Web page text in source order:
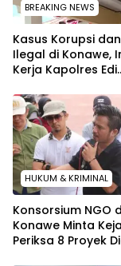
BREAKING NEWS
Kasus Korupsi
Ilegal di Konawe,
Kerja Kapolres Edi
HUKUM & KRIMINAL
Konsorsium NGO
Konawe Minta
Periksa 8 Proyek